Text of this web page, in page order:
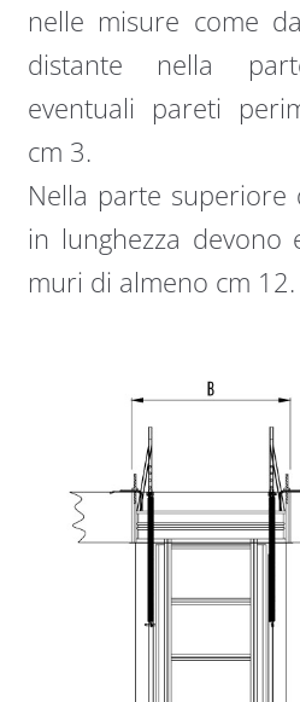
nelle misure come
distante nella
eventuali pareti
cm 3.
Nella parte
in lunghezza devono
muri di almeno cm 12.